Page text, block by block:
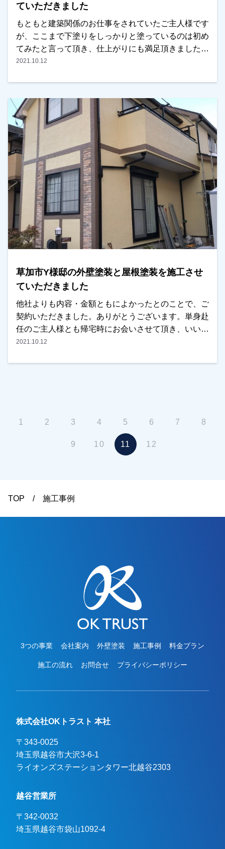
ていただきました
もともと建築関係のお仕事をされていたご主人様です
が、ここまで下塗りをしっかりと塗っているのは初め
てみたと言って頂き、仕上がりにも満足頂きました。
後日、お嬢様のお住まいも任せていただきました。あ
いたします。
2021.10.12
草加市Y様邸の外壁塗装と屋根塗装を施工させ
ていただきました
他社よりも内容・金額ともによかったとのことで、ご
契約いただきました。ありがとうございます。単身赴
任のご主人様とも帰宅時にお会いさせて頂き、いい評
価をいただきました。越谷市・春日部市・野田市で外
2021.10.12
1 2 3 4 5 6 7 8
9 10 11 12
TOP 施工事例
3つの事業 会社案内 外壁塗装 施工事例 料金プラン
施工の流れ お問合せ プライバシーポリシー
株式会社OKトラスト 本社
〒343-0025
埼玉県越谷市大沢3-6-1
ライオンズステーションタワー北越谷2303
越谷営業所
〒342-0032
埼玉県越谷市袋山1092-4